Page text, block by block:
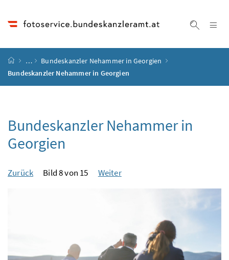
Startseite
…
Bundeskanzler Nehammer in Georgien
Bundeskanzler Nehammer in Georgien
Bundeskanzler Nehammer in
Georgien
Zurück Bild 8 von 15 Weiter